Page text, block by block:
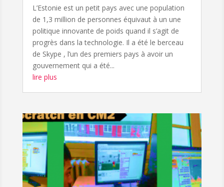
L’Estonie est un petit pays avec une population
de 1,3 million de personnes équivaut à un une
politique innovante de poids quand il s’agit de
progrès dans la technologie. Il a été le berceau
de Skype , l’un des premiers pays à avoir un
gouvernement qui a été...
lire plus